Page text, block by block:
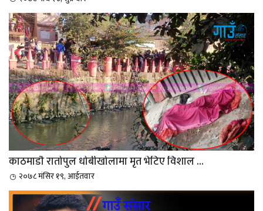
काठमाडौ रातोपुल धोबीखोलामा मृत भेटिए विशाल ...
२०७८ मंसिर १९, आईतवार